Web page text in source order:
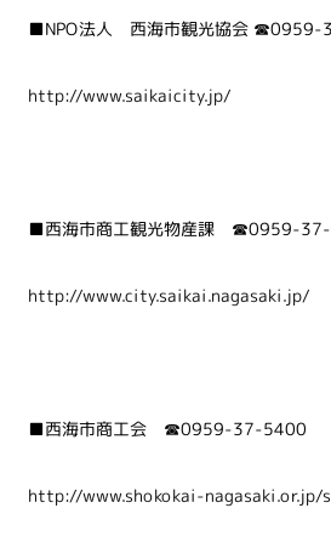
■NPO法人 西海市観光協会 ☎0959-
http://www.saikaicity.jp/
■西海市商工観光物産課 ☎0959-
http://www.city.saikai.nagasaki.jp/
■西海市商工会 ☎0959-37-5400
http://www.shokokai-nagasaki.or.jp/